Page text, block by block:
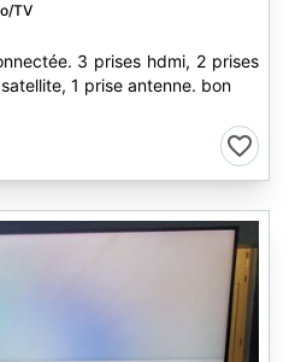
TV
3 prises hdmi, 2 prises
1 prise antenne. bon